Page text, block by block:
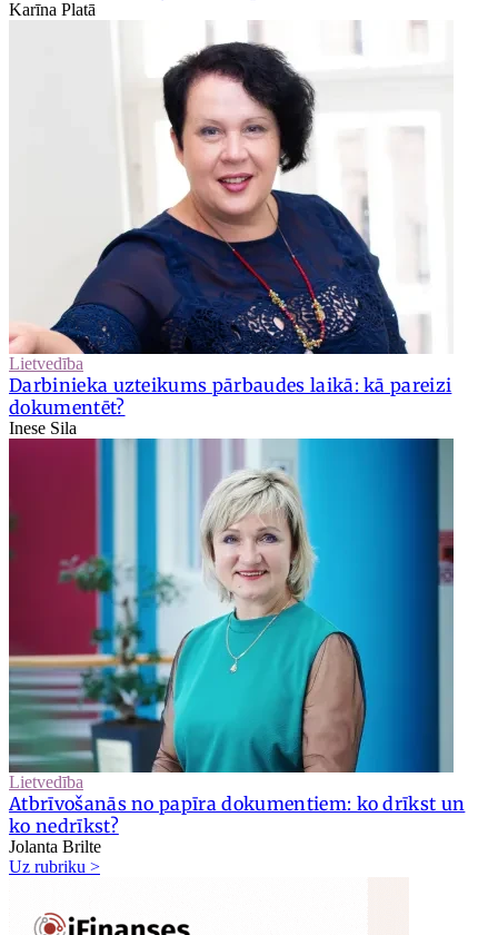
Karīna Platā
Lietvedība
Darbinieka uzteikums pārbaudes laikā: kā pareizi
dokumentēt?
Inese Sila
Lietvedība
Atbrīvošanās no papīra dokumentiem: ko drīkst un
ko nedrīkst?
Jolanta Brilte
Uz rubriku >